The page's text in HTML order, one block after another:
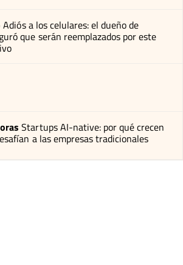
Adiós a los celulares: el dueño de
que serán reemplazados por este
Startups AI-native: por qué crecen
a las empresas tradicionales